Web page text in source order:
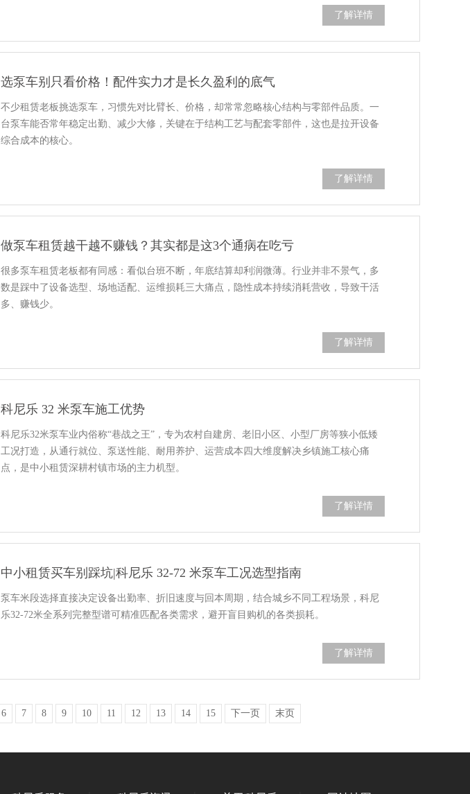
了解详情
选泵车别只看价格！配件实力才是长久盈利的底气
不少租赁老板挑选泵车，习惯先对比臂长、价格，却常常忽略核心结构与零部件品质。一
台泵车能否常年稳定出勤、减少大修，关键在于结构工艺与配套零部件，这也是拉开设备
综合成本的核心。
了解详情
做泵车租赁越干越不赚钱？其实都是这3个通病在吃亏
很多泵车租赁老板都有同感：看似台班不断，年底结算却利润微薄。行业并非不景气，多
数是踩中了设备选型、场地适配、运维损耗三大痛点，隐性成本持续消耗营收，导致干活
多、赚钱少。
了解详情
科尼乐 32 米泵车施工优势
科尼乐32米泵车业内俗称“巷战之王”，专为农村自建房、老旧小区、小型厂房等狭小低矮
工况打造，从通行就位、泵送性能、耐用养护、运营成本四大维度解决乡镇施工核心痛
点，是中小租赁深耕村镇市场的主力机型。
了解详情
中小租赁买车别踩坑|科尼乐 32-72 米泵车工况选型指南
泵车米段选择直接决定设备出勤率、折旧速度与回本周期，结合城乡不同工程场景，科尼
乐32-72米全系列完整型谱可精准匹配各类需求，避开盲目购机的各类损耗。
了解详情
6 7 8 9 10 11 12 13 14 15 下一页 末页